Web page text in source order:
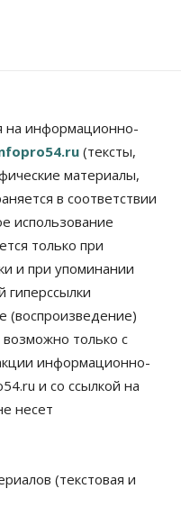
митинг
работы по
реже оформлять
полторы тонны
выросли на 40%
на информационно-
(тексты,
материалы,
в соответствии
использование
только при
и при упоминании
гиперссылки
(воспроизведение)
только с
информационно-
и со ссылкой на
несет
(текстовая и